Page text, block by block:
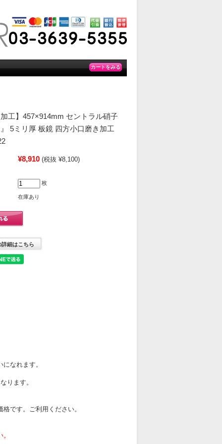
カートをみる
工】457×914mm セントラル硝子
5ミリ厚 板鏡 四方小口磨き加工
¥8,910 (税抜 ¥8,100)
枚
在庫あり
細はこちら
なれます。
ります。
です。ご利用ください。